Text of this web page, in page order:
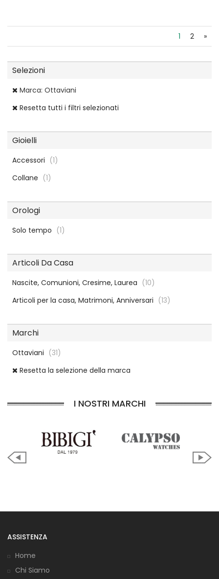
1 2 »
Selezioni
Marca: Ottaviani
Resetta tutti i filtri selezionati
Gioielli
Accessori (1)
Collane (1)
Orologi
Solo tempo (1)
Articoli Da Casa
Nascite, Comunioni, Cresime, Laurea (10)
Articoli per la casa, Matrimoni, Anniversari (13)
Marchi
Ottaviani (31)
Resetta la selezione della marca
I NOSTRI MARCHI
ASSISTENZA
Home
Chi Siamo